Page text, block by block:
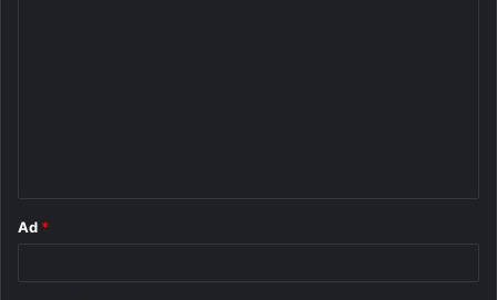
Ad *